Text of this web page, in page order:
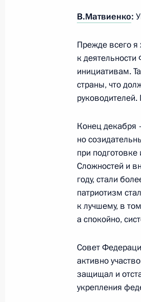
2 декабря
2 декабря 2016
Открытие
2 декабря 2016
30 ноября
Заседание
30 ноября 2016
24 ноября
Церемония
В.Матвиенко:
Прежде всего я
к
инициативам.
страны, что
Конец декабря
но
при
Сложностей и
году, стали
патриотизм
к лучшему, в
а спокойно,
Совет
активно
защищал и
укрепления